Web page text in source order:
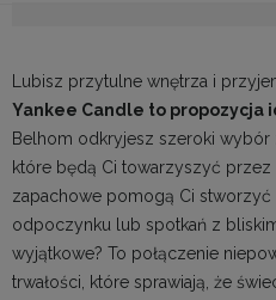
Lubisz przytulne wnętrza i
Yankee Candle to propozycja
Belhom odkryjesz szeroki wybór
które będą Ci towarzyszyć przez
zapachowe pomogą Ci stworzyć
odpoczynku lub spotkań z
wyjątkowe? To połączenie
trwałości, które sprawiają, że